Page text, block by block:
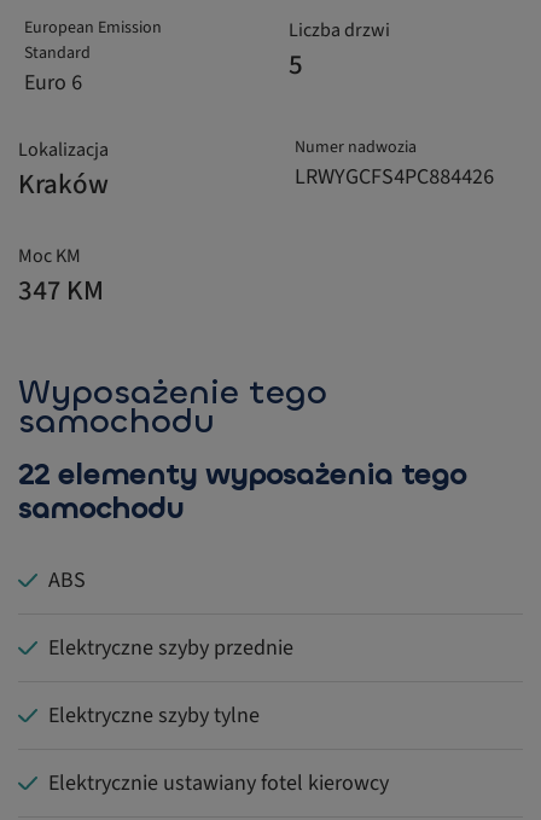
European Emission
Standard
Euro 6
Liczba drzwi
5
Lokalizacja
Kraków
Numer nadwozia
LRWYGCFS4PC884426
Moc KM
347 KM
Wyposażenie tego
samochodu
22 elementy wyposażenia tego
samochodu
ABS
Elektryczne szyby przednie
Elektryczne szyby tylne
Elektrycznie ustawiany fotel kierowcy